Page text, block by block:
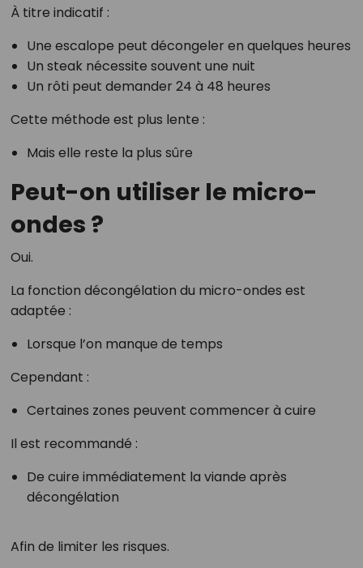
À titre indicatif :
Une escalope peut décongeler en quelques heures
Un steak nécessite souvent une nuit
Un rôti peut demander 24 à 48 heures
Cette méthode est plus lente :
Mais elle reste la plus sûre
Peut-on utiliser le micro-
ondes ?
Oui.
La fonction décongélation du micro-ondes est
adaptée :
Lorsque l’on manque de temps
Cependant :
Certaines zones peuvent commencer à cuire
Il est recommandé :
De cuire immédiatement la viande après
décongélation
Afin de limiter les risques.